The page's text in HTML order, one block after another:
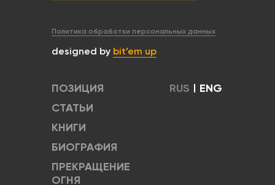
Политика обработки персональных данных
designed by bit’em up
ПОЗИЦИЯ
СТАТЬИ
КНИГИ
БИОГРАФИЯ
ПРЕКРАЩЕНИЕ
ОГНЯ
RUS | ENG